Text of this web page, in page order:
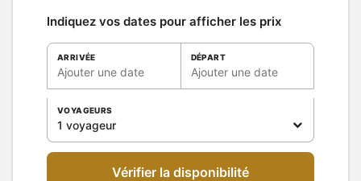
Indiquez vos dates pour afficher les prix
ARRIVÉE
Ajouter une date
DÉPART
Ajouter une date
VOYAGEURS
1 voyageur
Vérifier la disponibilité